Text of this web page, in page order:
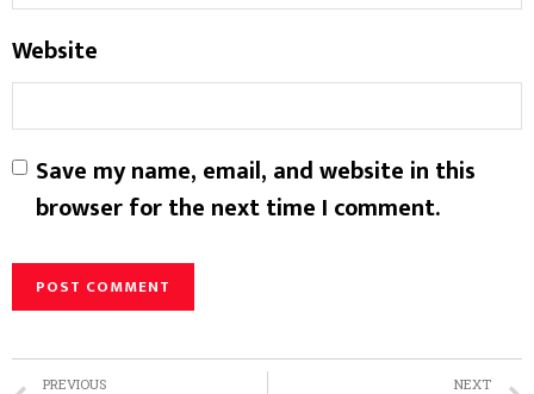
Website
Save my name, email, and website in this
browser for the next time I comment.
PREVIOUS NEXT